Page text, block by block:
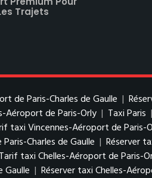
Trajets
de Paris-Charles de Gaulle |
Aéroport de Paris-Orly | Taxi Paris |
taxi Vincennes-Aéroport de Paris-
Charles de Gaulle | Réserver
Tarif taxi Chelles-Aéroport de Paris-
Gaulle | Réserver taxi Chelles-